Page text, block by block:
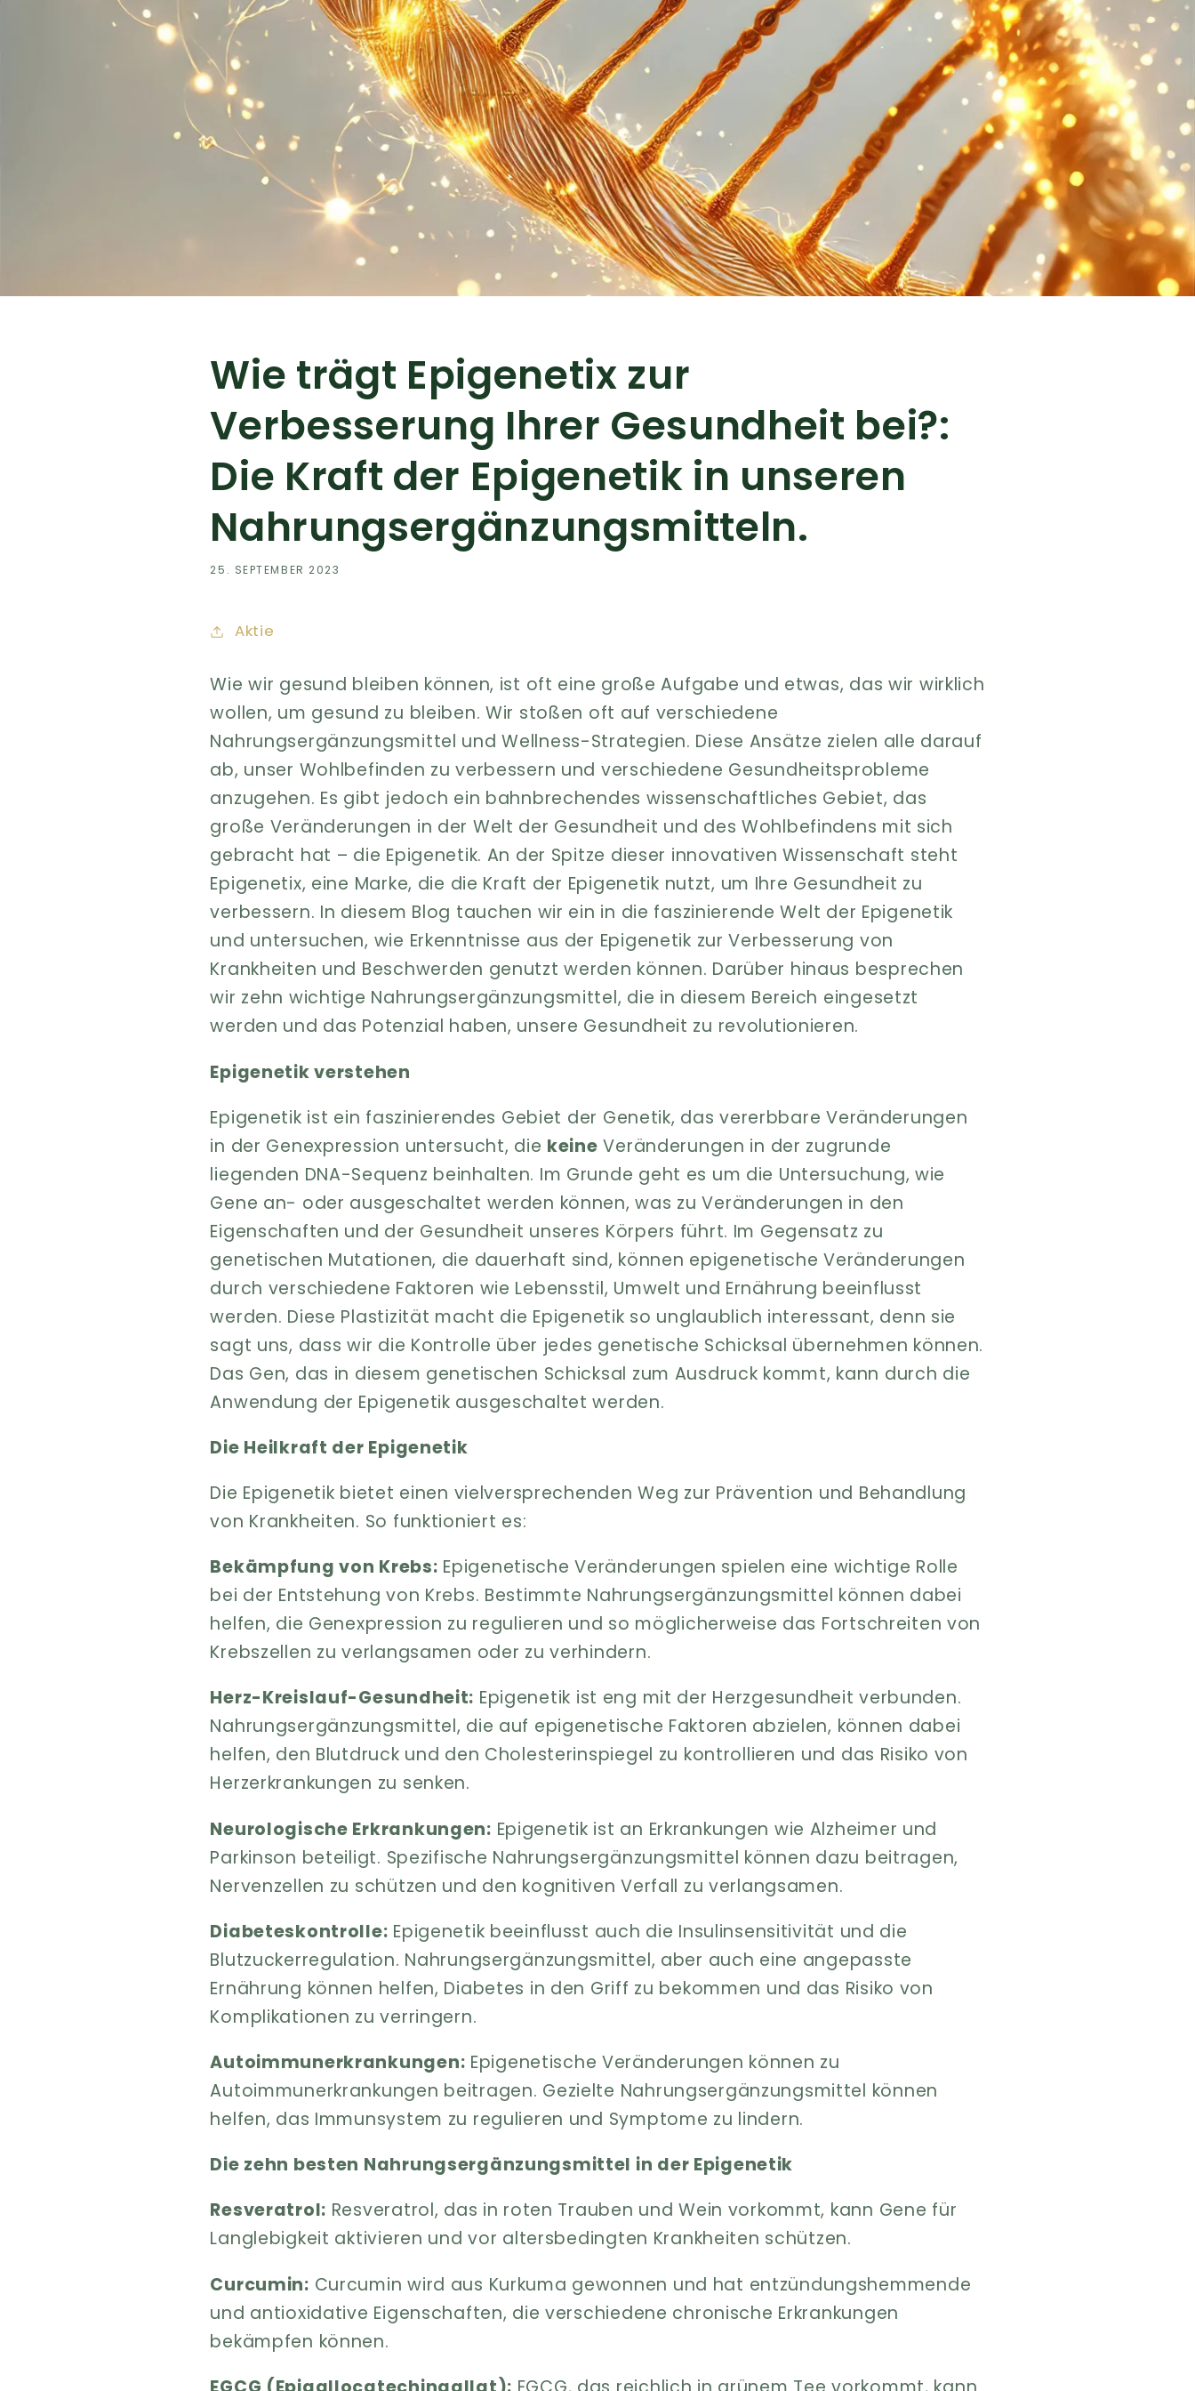
Wie trägt Epigenetix zur
Verbesserung Ihrer Gesundheit bei?:
Die Kraft der Epigenetik in unseren
Nahrungsergänzungsmitteln.
25. SEPTEMBER 2023
Aktie
Wie wir gesund bleiben können, ist oft eine große Aufgabe und etwas, das wir wirklich
wollen, um gesund zu bleiben. Wir stoßen oft auf verschiedene
Nahrungsergänzungsmittel und Wellness-Strategien. Diese Ansätze zielen alle darauf
ab, unser Wohlbefinden zu verbessern und verschiedene Gesundheitsprobleme
anzugehen. Es gibt jedoch ein bahnbrechendes wissenschaftliches Gebiet, das
große Veränderungen in der Welt der Gesundheit und des Wohlbefindens mit sich
gebracht hat – die Epigenetik. An der Spitze dieser innovativen Wissenschaft steht
Epigenetix, eine Marke, die die Kraft der Epigenetik nutzt, um Ihre Gesundheit zu
verbessern. In diesem Blog tauchen wir ein in die faszinierende Welt der Epigenetik
und untersuchen, wie Erkenntnisse aus der Epigenetik zur Verbesserung von
Krankheiten und Beschwerden genutzt werden können. Darüber hinaus besprechen
wir zehn wichtige Nahrungsergänzungsmittel, die in diesem Bereich eingesetzt
werden und das Potenzial haben, unsere Gesundheit zu revolutionieren.
Epigenetik verstehen
Epigenetik ist ein faszinierendes Gebiet der Genetik, das vererbbare Veränderungen
in der Genexpression untersucht, die keine Veränderungen in der zugrunde
liegenden DNA-Sequenz beinhalten. Im Grunde geht es um die Untersuchung, wie
Gene an- oder ausgeschaltet werden können, was zu Veränderungen in den
Eigenschaften und der Gesundheit unseres Körpers führt. Im Gegensatz zu
genetischen Mutationen, die dauerhaft sind, können epigenetische Veränderungen
durch verschiedene Faktoren wie Lebensstil, Umwelt und Ernährung beeinflusst
werden. Diese Plastizität macht die Epigenetik so unglaublich interessant, denn sie
sagt uns, dass wir die Kontrolle über jedes genetische Schicksal übernehmen können.
Das Gen, das in diesem genetischen Schicksal zum Ausdruck kommt, kann durch die
Anwendung der Epigenetik ausgeschaltet werden.
Die Heilkraft der Epigenetik
Die Epigenetik bietet einen vielversprechenden Weg zur Prävention und Behandlung
von Krankheiten. So funktioniert es:
Bekämpfung von Krebs: Epigenetische Veränderungen spielen eine wichtige Rolle
bei der Entstehung von Krebs. Bestimmte Nahrungsergänzungsmittel können dabei
helfen, die Genexpression zu regulieren und so möglicherweise das Fortschreiten von
Krebszellen zu verlangsamen oder zu verhindern.
Herz-Kreislauf-Gesundheit: Epigenetik ist eng mit der Herzgesundheit verbunden.
Nahrungsergänzungsmittel, die auf epigenetische Faktoren abzielen, können dabei
helfen, den Blutdruck und den Cholesterinspiegel zu kontrollieren und das Risiko von
Herzerkrankungen zu senken.
Neurologische Erkrankungen: Epigenetik ist an Erkrankungen wie Alzheimer und
Parkinson beteiligt. Spezifische Nahrungsergänzungsmittel können dazu beitragen,
Nervenzellen zu schützen und den kognitiven Verfall zu verlangsamen.
Diabeteskontrolle: Epigenetik beeinflusst auch die Insulinsensitivität und die
Blutzuckerregulation. Nahrungsergänzungsmittel, aber auch eine angepasste
Ernährung können helfen, Diabetes in den Griff zu bekommen und das Risiko von
Komplikationen zu verringern.
Autoimmunerkrankungen: Epigenetische Veränderungen können zu
Autoimmunerkrankungen beitragen. Gezielte Nahrungsergänzungsmittel können
helfen, das Immunsystem zu regulieren und Symptome zu lindern.
Die zehn besten Nahrungsergänzungsmittel in der Epigenetik
Resveratrol: Resveratrol, das in roten Trauben und Wein vorkommt, kann Gene für
Langlebigkeit aktivieren und vor altersbedingten Krankheiten schützen.
Curcumin: Curcumin wird aus Kurkuma gewonnen und hat entzündungshemmende
und antioxidative Eigenschaften, die verschiedene chronische Erkrankungen
bekämpfen können.